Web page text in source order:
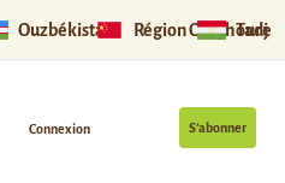
Ouzbékistan Région Ouïghoure
S’abonner
Connexion